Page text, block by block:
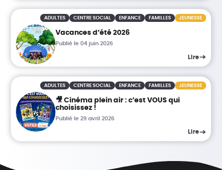
ADULTES CENTRE SOCIAL ENFANCE FAMILLES JEUNESSE
Vacances d’été 2026
Publié le 04 juin 2026
Lire
ADULTES CENTRE SOCIAL ENFANCE FAMILLES JEUNESSE
🎥 Cinéma plein air : c’est VOUS qui
choisissez !
Publié le 29 avril 2026
Lire